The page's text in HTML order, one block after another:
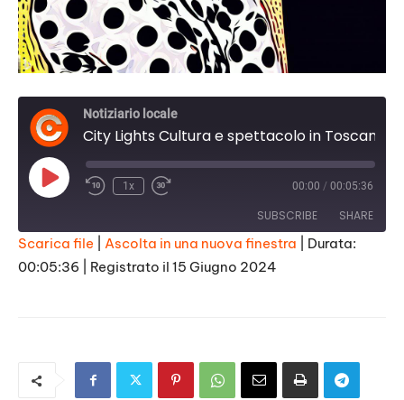
Notiziario locale
Play
Episode
1x 00:00 / 00:05:36
SUBSCRIBE SHARE
SHARE
Scarica file Ascolta in una nuova finestra
Durata:
00:05:36
Registrato il 15 Giugno 2024